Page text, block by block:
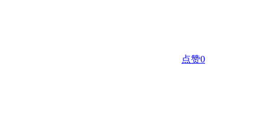
点赞0